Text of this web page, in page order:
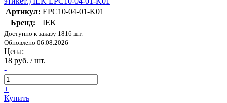
Артикул: EPC10-04-01-K01
Бренд:
IEK
Доступно к заказу 1816 шт.
Обновлено 06.08.2026
Цена:
18 руб. / шт.
-
+
Купить